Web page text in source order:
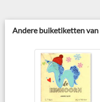
Andere buiketiketten van